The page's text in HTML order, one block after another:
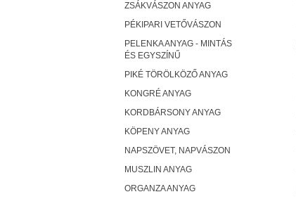
ZSÁKVÁSZON ANYAG
PÉKIPARI VETŐVÁSZON
PELENKA ANYAG - MINTÁS
ÉS EGYSZÍNŰ
PIKÉ TÖRÖLKÖZŐ ANYAG
KONGRÉ ANYAG
KORDBÁRSONY ANYAG
KÖPENY ANYAG
NAPSZÖVET, NAPVÁSZON
MUSZLIN ANYAG
ORGANZA ANYAG